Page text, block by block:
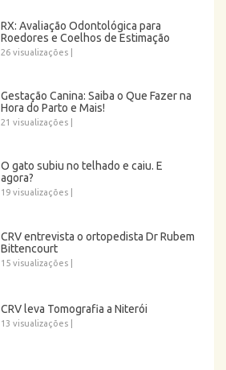
RX: Avaliação Odontológica para
Roedores e Coelhos de Estimação
26 visualizações
Gestação Canina: Saiba o Que Fazer na
Hora do Parto e Mais!
21 visualizações
O gato subiu no telhado e caiu. E
agora?
19 visualizações
CRV entrevista o ortopedista Dr Rubem
Bittencourt
15 visualizações
CRV leva Tomografia a Niterói
13 visualizações